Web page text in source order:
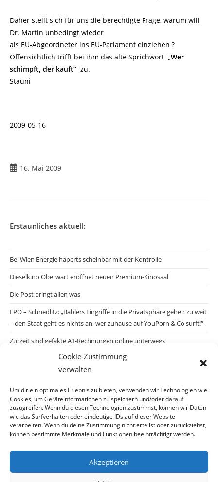
Cookie-Zustimmung
verwalten
Um dir ein optimales Erlebnis zu bieten, verwenden wir Technologien wie
Cookies, um Geräteinformationen zu speichern und/oder darauf
zuzugreifen. Wenn du diesen Technologien zustimmst, können wir Daten
wie das Surfverhalten oder eindeutige IDs auf dieser Website
verarbeiten. Wenn du deine Zustimmung nicht erteilst oder zurückziehst,
können bestimmte Merkmale und Funktionen beeinträchtigt werden.
Akzeptieren
Daher stellt sich für uns die berechtigte Frage, warum will
Dr. Martin unbedingt wieder
als EU-Abgeordneter ins EU-Parlament einziehen ?
Offensichtlich trifft bei ihm das alte Sprichwort
„Wer
schimpft, der kauft“ zu.
Stauni
2009-05-16
Beitrag16. Mai 2009
Erstaunliches aktuell:
Bei Wien Energie haperts scheinbar mit der Kontrolle
Dieselkino Oberwart eröffnet neuen Premium-Kinosaal
Die Post bringt allen was
FPÖ – Schnedlitz: „Bablers Eingriffe in die Privatsphäre gehen zu weit
– den Staat geht es nichts an, wer zuhause auf YouPorn & Co surft!“
Zurzeit sind gefakte A1-Rechnungen online unterwegs
Salzburgs Juden und ihre Sicherheit: „Erst nach einem Anschlag wäre
die Gefahr endlich konkret!“
Biologisches Wunder in Ceuta
Ein vermeintliches Abschiebemärchen
Archiv